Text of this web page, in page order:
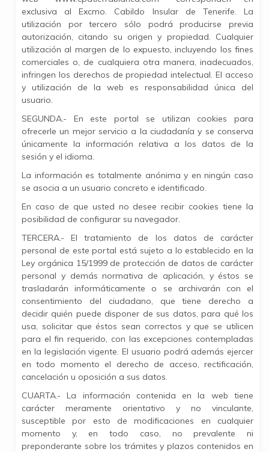
exclusiva al Excmo. Cabildo Insular de Tenerife. La
utilización por tercero sólo podrá producirse previa
autorización, citando su origen y propiedad. Cualquier
utilización al margen de lo expuesto, incluyendo los fines
comerciales o, de cualquiera otra manera, inadecuados,
infringen los derechos de propiedad intelectual. El acceso
y utilización de la web es responsabilidad única del
usuario.
SEGUNDA.- En este portal se utilizan cookies para
ofrecerle un mejor servicio a la ciudadanía y se conserva
únicamente la información relativa a los datos de la
sesión y el idioma.
La información es totalmente anónima y en ningún caso
se asocia a un usuario concreto e identificado.
En caso de que usted no desee recibir cookies tiene la
posibilidad de configurar su navegador.
TERCERA.- El tratamiento de los datos de carácter
personal de este portal está sujeto a lo establecido en la
Ley orgánica 15/1999 de protección de datos de carácter
personal y demás normativa de aplicación, y éstos se
trasladarán informáticamente o se archivarán con el
consentimiento del ciudadano, que tiene derecho a
decidir quién puede disponer de sus datos, para qué los
usa, solicitar que éstos sean correctos y que se utilicen
para el fin requerido, con las excepciones contempladas
en la legislación vigente. El usuario podrá además ejercer
en todo momento el derecho de acceso, rectificación,
cancelación u oposición a sus datos.
CUARTA.- La información contenida en la web tiene
carácter meramente orientativo y no vinculante,
susceptible por esto de modificaciones en cualquier
momento y, en todo caso, no prevalente ni
preponderante sobre los trámites y plazos contenidos en